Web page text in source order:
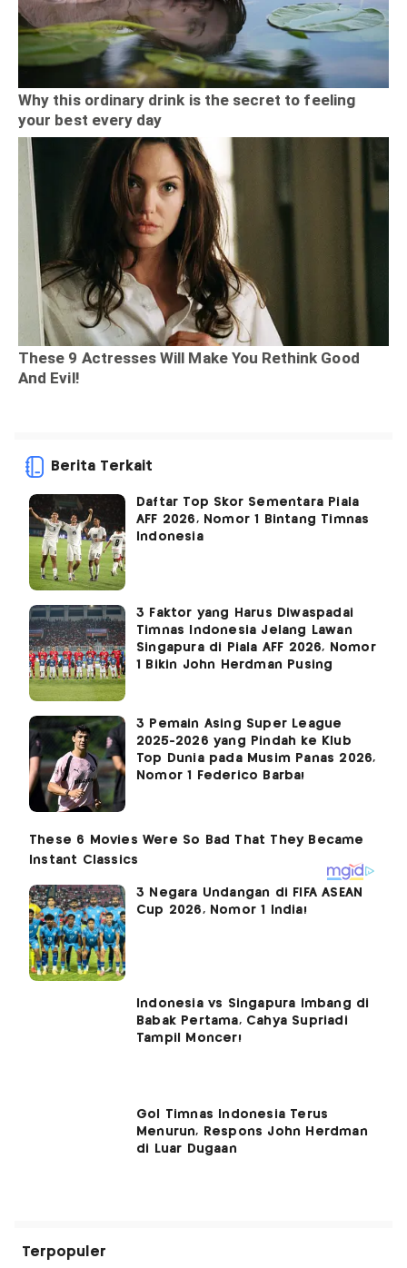
Berita Terkait
Daftar Top Skor Sementara Piala
AFF 2026, Nomor 1 Bintang Timnas
Indonesia
3 Faktor yang Harus Diwaspadai
Timnas Indonesia Jelang Lawan
Singapura di Piala AFF 2026, Nomor
1 Bikin John Herdman Pusing
3 Pemain Asing Super League
2025-2026 yang Pindah ke Klub
Top Dunia pada Musim Panas 2026,
Nomor 1 Federico Barba!
3 Negara Undangan di FIFA ASEAN
Cup 2026, Nomor 1 India!
Indonesia vs Singapura Imbang di
Babak Pertama, Cahya Supriadi
Tampil Moncer!
Gol Timnas Indonesia Terus
Menurun, Respons John Herdman
di Luar Dugaan
Terpopuler